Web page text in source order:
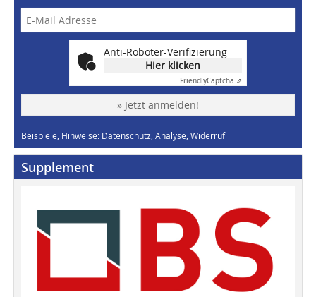
Anti-Roboter-Verifizierung
Hier klicken
FriendlyCaptcha ⇗
» Jetzt anmelden!
Beispiele, Hinweise: Datenschutz, Analyse, Widerruf
Supplement